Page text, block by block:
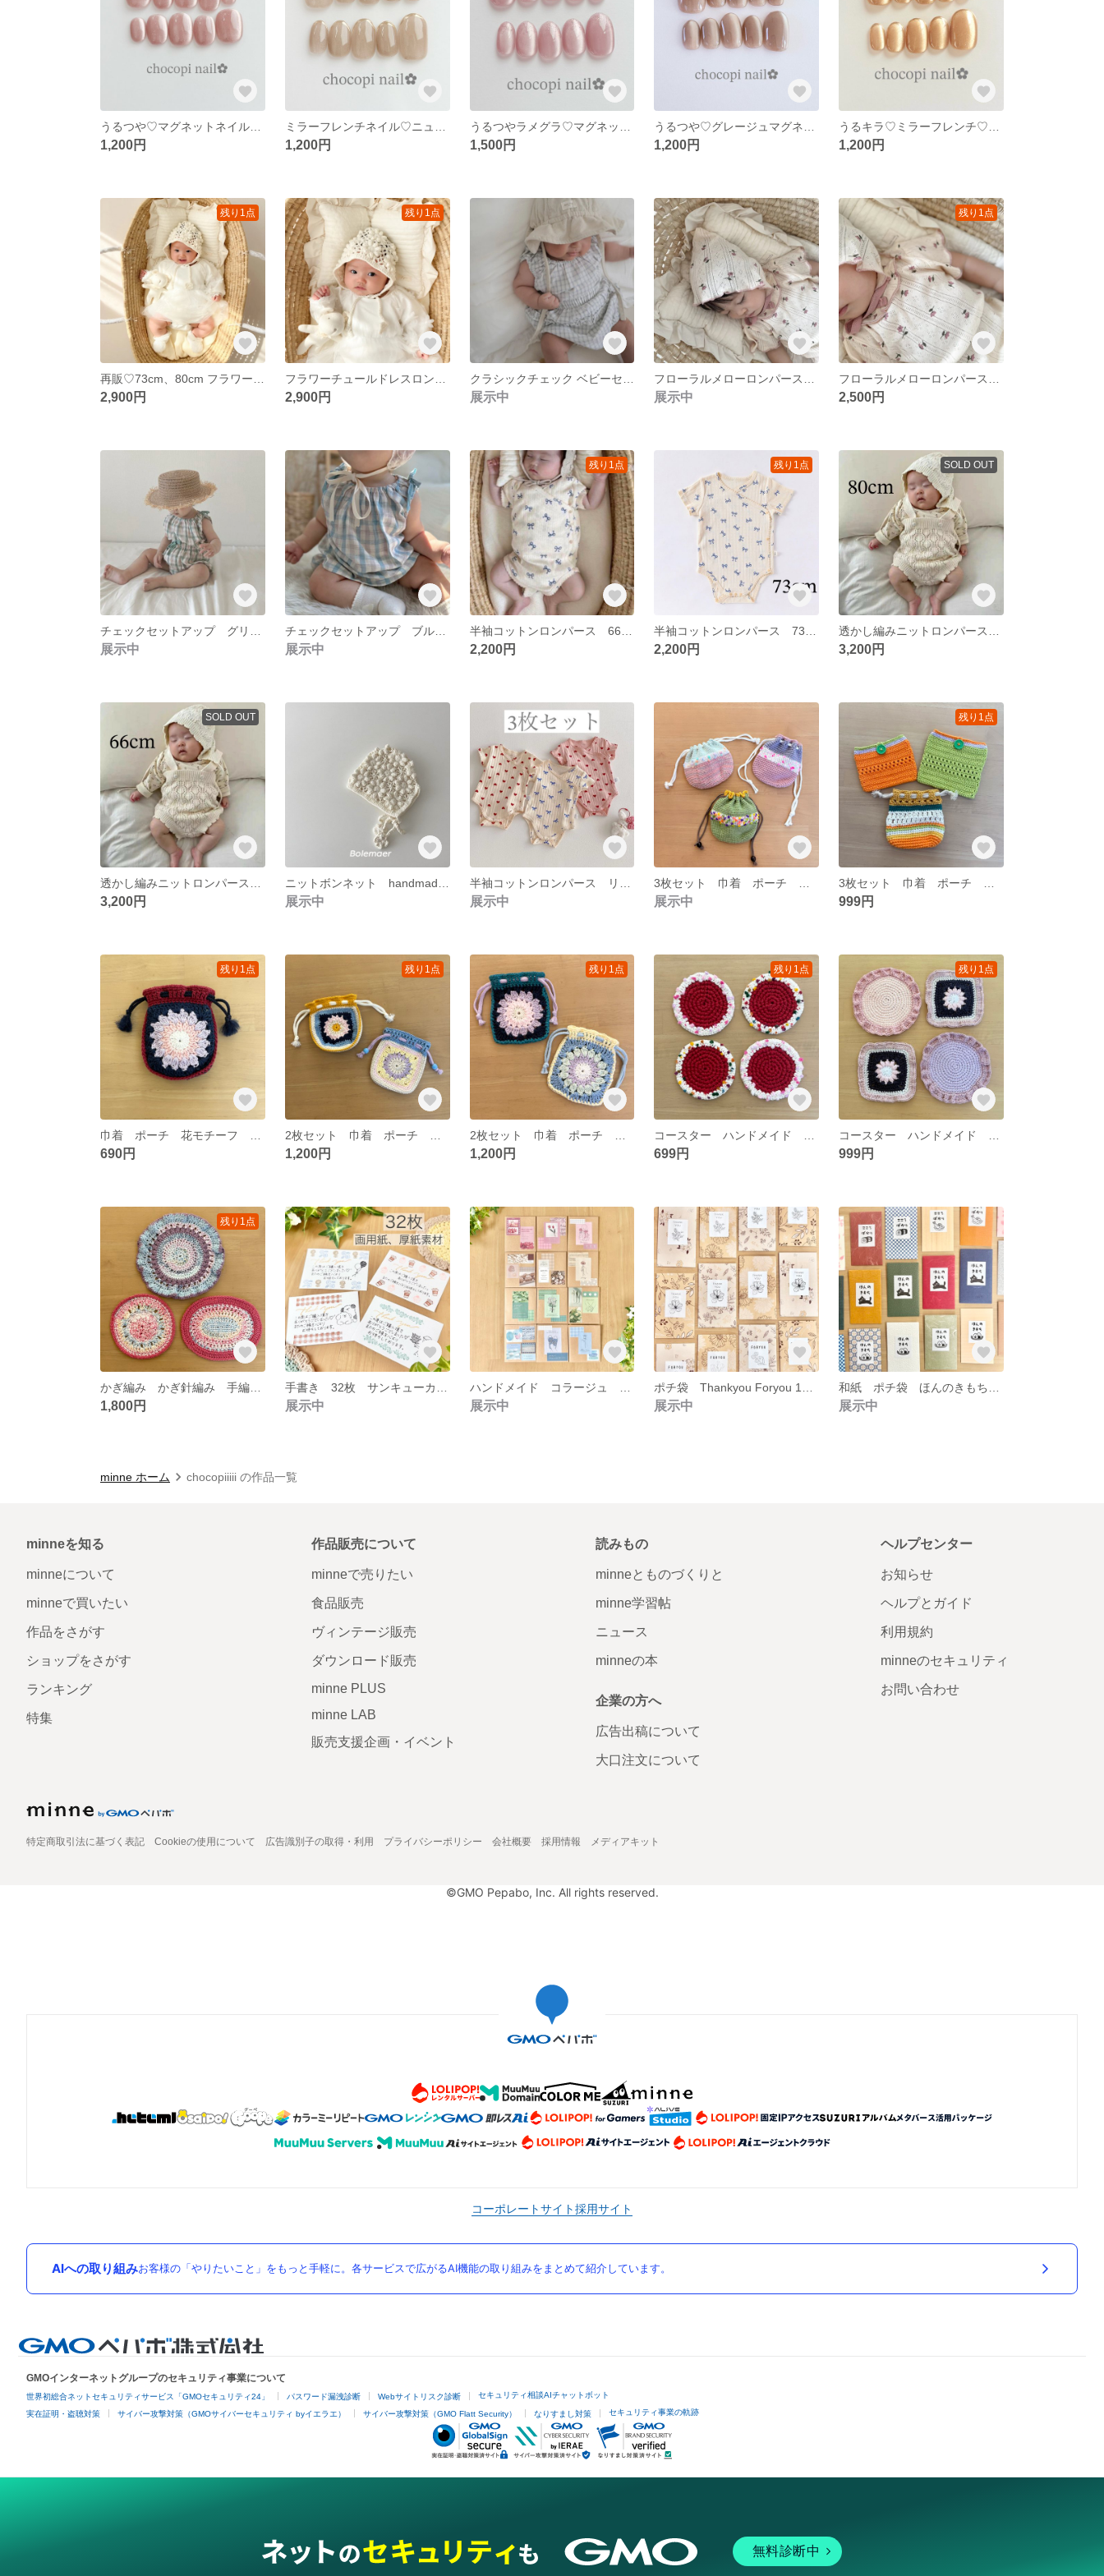
1,200円 1,200円 1,500円 1,200円 1,200円
残り1点
2,900円
残り1点
2,900円 展示中 展示中
残り1点
2,500円
展示中
チェックセットアップ ブルー 73cm ベビー ♡ ベビー服 夏服 ワンピース 赤ちゃん服 韓国子供服 女の子服 かぼちゃパンツ ギンガムチェック
展示中
残り1点
2,200円
残り1点
2,200円
SOLD OUT
3,200円
SOLD OUT
3,200円 展示中 展示中 展示中
残り1点
999円
残り1点
690円
残り1点
1,200円
残り1点
1,200円
残り1点
699円
残り1点
999円
残り1点
1,800円 展示中 展示中 展示中 展示中
minne ホーム chocopiiiii の作品一覧
minneを知る
minneについて
minneで買いたい
作品をさがす
ショップをさがす
ランキング
特集
作品販売について
minneで売りたい
食品販売
ヴィンテージ販売
ダウンロード販売
minne PLUS
minne LAB
販売支援企画・イベント
読みもの
minneとものづくりと
minne学習帖
ニュース
minneの本
企業の方へ
広告出稿について
大口注文について
ヘルプセンター
お知らせ
ヘルプとガイド
利用規約
minneのセキュリティ
お問い合わせ
特定商取引法に基づく表記 Cookieの使用について 広告識別子の取得・利用 プライバシーポリシー 会社概要 採用情報 メディアキット
©GMO Pepabo, Inc. All rights reserved.
コーポレートサイト採用サイト
AIへの取り組みお客様の「やりたいこと」をもっと手軽に。各サービスで広がるAI機能の取り組みをまとめて紹介しています。
GMOインターネットグループのセキュリティ事業について
世界初総合ネットセキュリティサービス「GMOセキュリティ24」 パスワード漏洩診断 Webサイトリスク診断 セキュリティ相談AIチャットボット
実在証明・盗聴対策 サイバー攻撃対策（GMOサイバーセキュリティ byイエラエ） サイバー攻撃対策（GMO Flatt Security） なりすまし対策 セキュリティ事業の軌跡
無料診断中